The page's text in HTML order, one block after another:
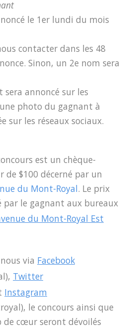
le 1er lundi du mois
contacter dans les 48
Sinon, un 2e nom sera
annoncé sur les
photo du gagnant à
sur les réseaux sociaux.
est un chèque-
de $100 décerné par un
du Mont-Royal. Le prix
par le gagnant aux bureaux
du Mont-Royal Est
via Facebook
Twitter
Instagram
le concours ainsi que
de cœur seront dévoilés